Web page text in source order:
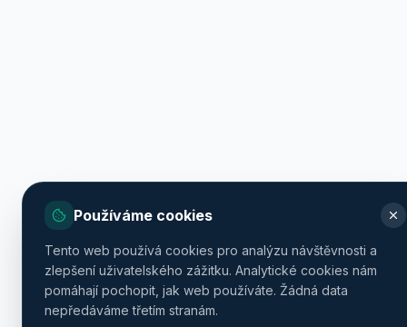
Používáme cookies
Tento web používá cookies pro analýzu návštěvnosti a
zlepšení uživatelského zážitku. Analytické cookies nám
pomáhají pochopit, jak web používáte. Žádná data
nepředáváme třetím stranám.